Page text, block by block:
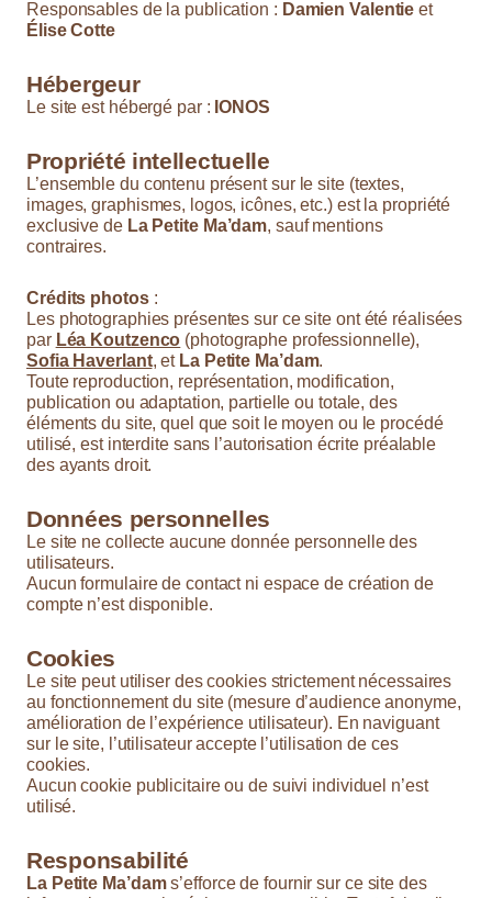
Responsables de la publication : Damien Valentie et
Élise Cotte
Hébergeur
Le site est hébergé par : IONOS
Propriété intellectuelle
L’ensemble du contenu présent sur le site (textes,
images, graphismes, logos, icônes, etc.) est la propriété
exclusive de La Petite Ma’dam, sauf mentions
contraires.
Crédits photos:
Les photographies présentes sur ce site ont été réalisées
par Léa Koutzenco (photographe professionnelle),
Sofia Haverlant, et La Petite Ma’dam.
Toute reproduction, représentation, modification,
publication ou adaptation, partielle ou totale, des
éléments du site, quel que soit le moyen ou le procédé
utilisé, est interdite sans l’autorisation écrite préalable
des ayants droit.
Données personnelles
Le site ne collecte aucune donnée personnelle des
utilisateurs.
Aucun formulaire de contact ni espace de création de
compte n’est disponible.
Cookies
Le site peut utiliser des cookies strictement nécessaires
au fonctionnement du site (mesure d’audience anonyme,
amélioration de l’expérience utilisateur). En naviguant
sur le site, l’utilisateur accepte l’utilisation de ces
cookies.
Aucun cookie publicitaire ou de suivi individuel n’est
utilisé.
Responsabilité
La Petite Ma’dams’efforce de fournir sur ce site des